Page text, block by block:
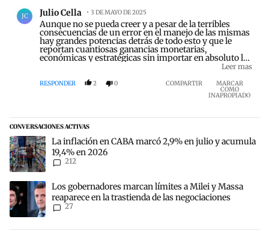
Comentario de Julio Cella.
JC Julio Cella 3 DE MAYO DE 2025
Aunque no se pueda creer y a pesar de la terribles
consecuencias de un error en el manejo de las mismas
hay grandes potencias detrás de todo esto y que le
reportan cuantiosas ganancias monetarias,
económicas y estratégicas sin importar en absoluto las
muertes ,la disolución de las sociedades, los países, las
pensando únicamente en su evolución sin entender
Leer mas
RESPONDER 2 0 COMPARTIR MARCAR
COMO
INAPROPIADO
CONVERSACIONES ACTIVAS
Este listado muestra los artículos con más comentarios en los
Un artículo de tendencia con el título "La inflación en CABA
La inflación en CABA marcó 2,9% en julio y acumula
19,4% en 2026
212
Un artículo de tendencia con el título "Los gobernadores marcan
Los gobernadores marcan límites a Milei y Massa
reaparece en la trastienda de las negociaciones
27